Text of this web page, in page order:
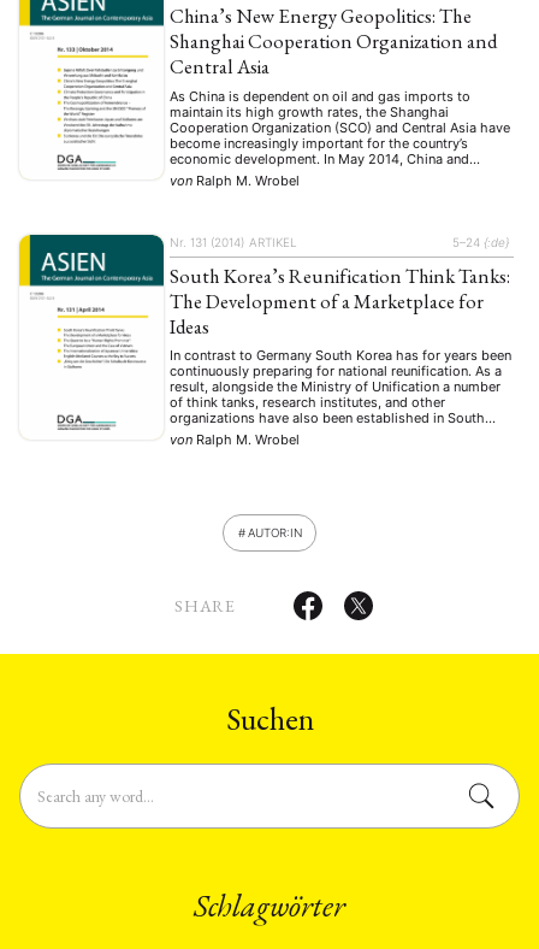
China’s New Energy Geopolitics: The
Shanghai Cooperation Organization and
Central Asia
As China is dependent on oil and gas imports to
maintain its high growth rates, the Shanghai
Cooperation Organization (SCO) and Central Asia have
become increasingly important for the country’s
economic development. In May 2014, China and
Russia signed a new gas deal, for example, and in
recent years China has been able to improve …
von Ralph M. Wrobel
Nr. 131 (2014) ARTIKEL 5–24 {:de}
South Korea’s Reunification Think Tanks:
The Development of a Marketplace for
Ideas
In contrast to Germany South Korea has for years been
continuously preparing for national reunification. As a
result, alongside the Ministry of Unification a number
of think tanks, research institutes, and other
organizations have also been established in South
Korea. After years of the dominance in the country of
state-run, security-orientated think tanks in the …
von Ralph M. Wrobel
AUTOR:IN
SHARE
Suchen
Schlagwörter